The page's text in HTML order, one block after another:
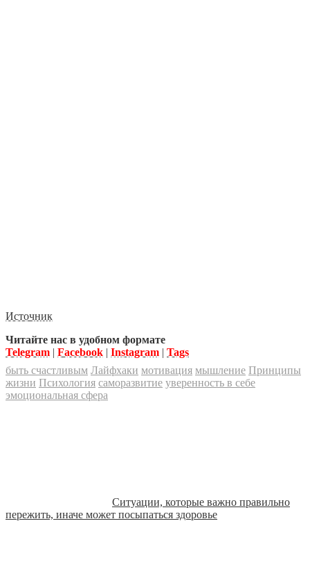
Источник
Читайте нас в удобном формате
Telegram | Facebook | Instagram | Tags
быть счастливым Лайфхаки мотивация мышление Принципы
жизни Психология саморазвитие уверенность в себе
эмоциональная сфера
Ситуации, которые важно правильно
пережить, иначе может посыпаться здоровье